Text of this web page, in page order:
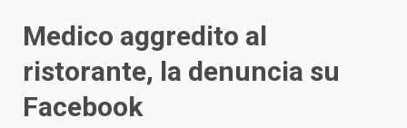
Medico aggredito al
ristorante, la denuncia su
Facebook